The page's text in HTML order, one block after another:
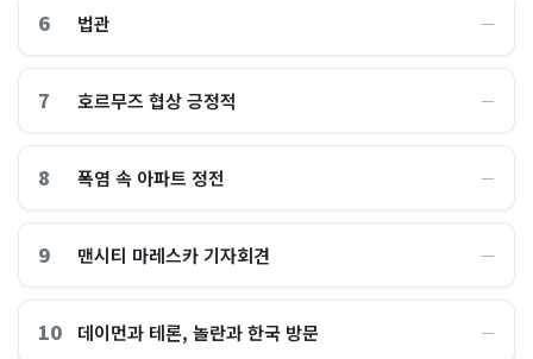
6 법관 ―
7 호르무즈 협상 긍정적 ―
8 폭염 속 아파트 정전 ―
9 맨시티 마레스카 기자회견 ―
10 데이먼과 테론, 놀란과 한국 방문 ―